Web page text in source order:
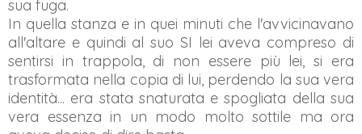
sua fuga.
In quella stanza e in quei minuti che l'avvicinavano
all'altare e quindi al suo SI lei aveva compreso di
sentirsi in trappola, di non essere più lei, si era
trasformata nella copia di lui, perdendo la sua vera
identità... era stata snaturata e spogliata della sua
vera essenza in un modo molto sottile ma ora